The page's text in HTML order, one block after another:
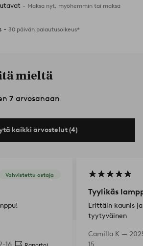
- Maksa nyt, myöhemmin tai maksa
- 30 päivän palautusoikeus*
mieltä
7 arvosanaan
kaikki arvostelut (4)
Vahvistettu ostaja
Tyylikäs
Erittäin kaunis
tyytyväinen
Camilla K —